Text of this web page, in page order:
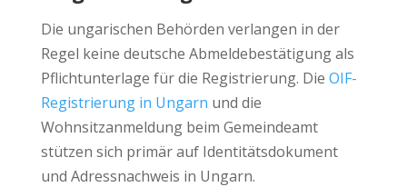
Die ungarischen Behörden verlangen in der
Regel keine deutsche Abmeldebestätigung als
Pflichtunterlage für die Registrierung. Die OIF-
Registrierung in Ungarn und die
Wohnsitzanmeldung beim Gemeindeamt
stützen sich primär auf Identitätsdokument
und Adressnachweis in Ungarn.